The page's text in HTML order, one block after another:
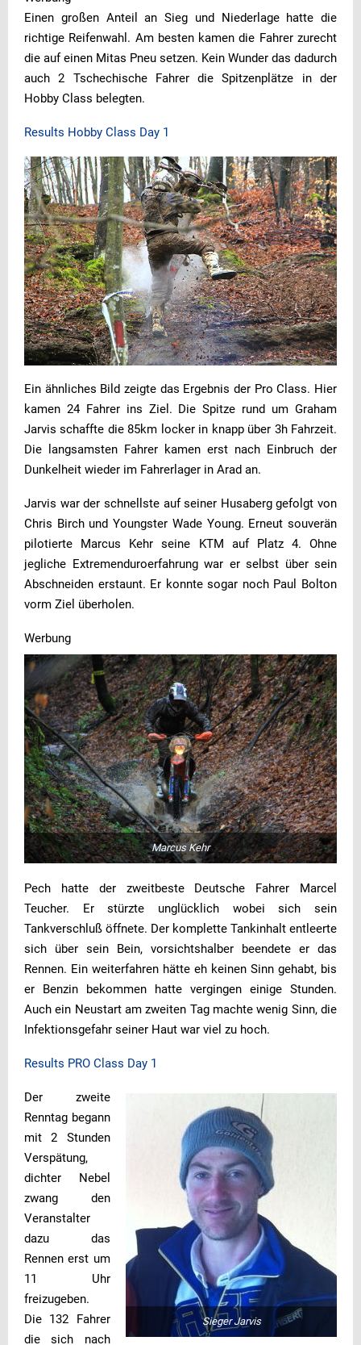
Einen großen Anteil an Sieg und Niederlage hatte die
richtige Reifenwahl. Am besten kamen die Fahrer zurecht
die auf einen Mitas Pneu setzen. Kein Wunder das dadurch
auch 2 Tschechische Fahrer die Spitzenplätze in der
Hobby Class belegten.
Results Hobby Class Day 1
Ein ähnliches Bild zeigte das Ergebnis der Pro Class. Hier
kamen 24 Fahrer ins Ziel. Die Spitze rund um Graham
Jarvis schaffte die 85km locker in knapp über 3h Fahrzeit.
Die langsamsten Fahrer kamen erst nach Einbruch der
Dunkelheit wieder im Fahrerlager in Arad an.
Jarvis war der schnellste auf seiner Husaberg gefolgt von
Chris Birch und Youngster Wade Young. Erneut souverän
pilotierte Marcus Kehr seine KTM auf Platz 4. Ohne
jegliche Extremenduroerfahrung war er selbst über sein
Abschneiden erstaunt. Er konnte sogar noch Paul Bolton
vorm Ziel überholen.
Werbung
Marcus Kehr
Pech hatte der zweitbeste Deutsche Fahrer Marcel
Teucher. Er stürzte unglücklich wobei sich sein
Tankverschluß öffnete. Der komplette Tankinhalt entleerte
sich über sein Bein, vorsichtshalber beendete er das
Rennen. Ein weiterfahren hätte eh keinen Sinn gehabt, bis
er Benzin bekommen hatte vergingen einige Stunden.
Auch ein Neustart am zweiten Tag machte wenig Sinn, die
Infektionsgefahr seiner Haut war viel zu hoch.
Results PRO Class Day 1
Sieger Jarvis
Der zweite
Renntag begann
mit 2 Stunden
Verspätung,
dichter Nebel
zwang den
Veranstalter
dazu das
Rennen erst um
11 Uhr
freizugeben.
Die 132 Fahrer
die sich nach